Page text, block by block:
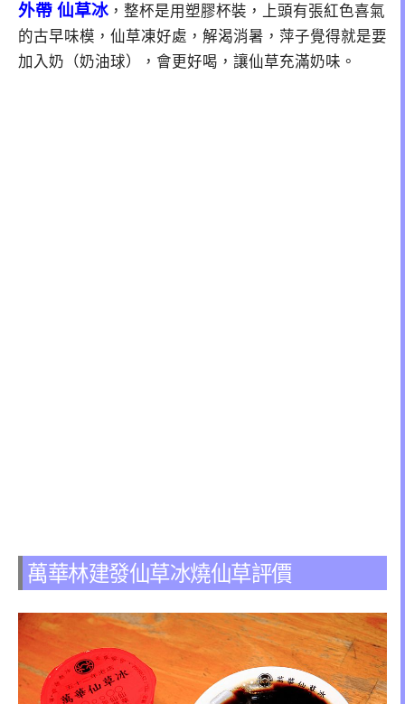
外帶 仙草冰 ，整杯是用塑膠杯裝，上頭有張紅色喜氣
的古早味模，仙草凍好處，解渴消暑，萍子覺得就是要
加入奶（奶油球），會更好喝，讓仙草充滿奶味。
萬華林建發仙草冰燒仙草評價